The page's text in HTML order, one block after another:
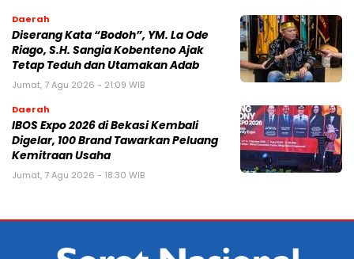
Daerah
Diserang Kata “Bodoh”, YM. La Ode
Riago, S.H. Sangia Kobenteno Ajak
Tetap Teduh dan Utamakan Adab
Jumat, 7 Agu 2026 - 21:09 WIB
Daerah
IBOS Expo 2026 di Bekasi Kembali
Digelar, 100 Brand Tawarkan Peluang
Kemitraan Usaha
Jumat, 7 Agu 2026 - 18:30 WIB